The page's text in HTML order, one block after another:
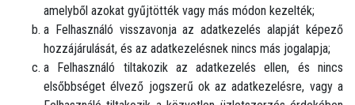
amelyből azokat gyűjtötték vagy más módon kezelték;
a Felhasználó visszavonja az adatkezelés alapját képező
hozzájárulását, és az adatkezelésnek nincs más jogalapja;
a Felhasználó tiltakozik az adatkezelés ellen, és nincs
elsőbbséget élvező jogszerű ok az adatkezelésre, vagy a